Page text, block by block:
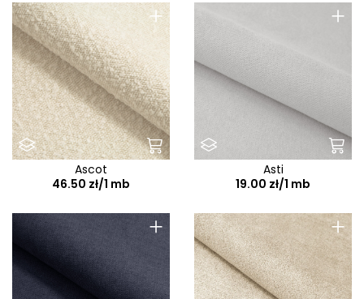
+
Ascot
46.50 zł/1 mb
+
Asti
19.00 zł/1 mb
+ +